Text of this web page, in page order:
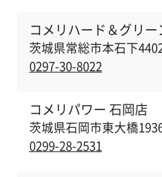
コメリハード＆グリー
茨城県常総市本石下
0297-30-8022
コメリパワー 石岡店
茨城県石岡市東大橋
0299-28-2531